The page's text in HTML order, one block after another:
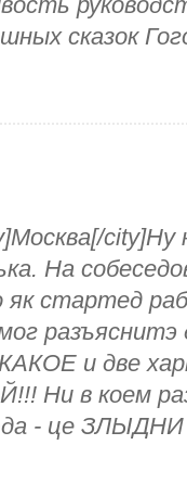
сказок
city]Ну
На
як стартед
разъяснитэ
и две
Ни в коем
- це ЗЛЫДНИ